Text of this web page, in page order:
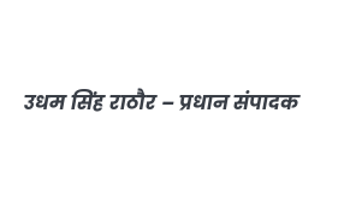
उधम सिंह राठौर – प्रधान संपादक